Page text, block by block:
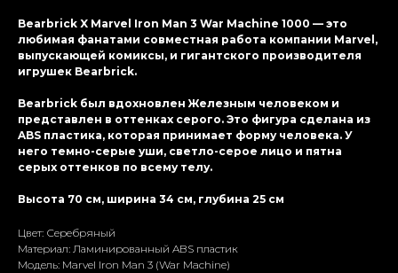
Bearbrick X Marvel Iron Man 3 War Machine 1000 — это
любимая фанатами совместная работа компании Marvel,
выпускающей комиксы, и гигантского производителя
игрушек Bearbrick.
Bearbrick был вдохновлен Железным человеком и
представлен в оттенках серого. Это фигура сделана из
ABS пластика, которая принимает форму человека. У
него темно-серые уши, светло-серое лицо и пятна
серых оттенков по всему телу.
Высота 70 см, ширина 34 см, глубина 25 см
Цвет: Серебряный
Материал: Ламиниpoванный ABS пластик
Модель: Marvel Iron Man 3 (War Machine)